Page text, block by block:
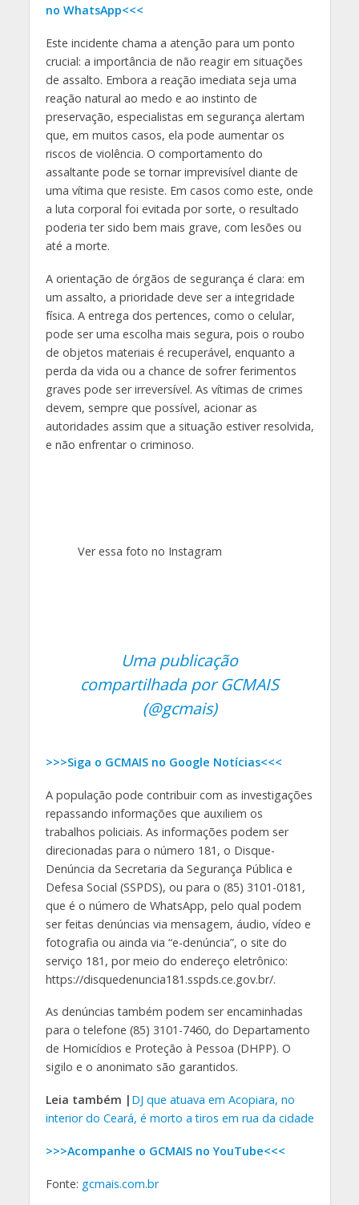
no WhatsApp<<<
Este incidente chama a atenção para um ponto
crucial: a importância de não reagir em situações
de assalto. Embora a reação imediata seja uma
reação natural ao medo e ao instinto de
preservação, especialistas em segurança alertam
que, em muitos casos, ela pode aumentar os
riscos de violência. O comportamento do
assaltante pode se tornar imprevisível diante de
uma vítima que resiste. Em casos como este, onde
a luta corporal foi evitada por sorte, o resultado
poderia ter sido bem mais grave, com lesões ou
até a morte.
A orientação de órgãos de segurança é clara: em
um assalto, a prioridade deve ser a integridade
física. A entrega dos pertences, como o celular,
pode ser uma escolha mais segura, pois o roubo
de objetos materiais é recuperável, enquanto a
perda da vida ou a chance de sofrer ferimentos
graves pode ser irreversível. As vítimas de crimes
devem, sempre que possível, acionar as
autoridades assim que a situação estiver resolvida,
e não enfrentar o criminoso.
Ver essa foto no Instagram
Uma publicação
compartilhada por GCMAIS
(@gcmais)
>>>Siga o GCMAIS no Google Notícias<<<
A população pode contribuir com as investigações
repassando informações que auxiliem os
trabalhos policiais. As informações podem ser
direcionadas para o número 181, o Disque-
Denúncia da Secretaria da Segurança Pública e
Defesa Social (SSPDS), ou para o (85) 3101-0181,
que é o número de WhatsApp, pelo qual podem
ser feitas denúncias via mensagem, áudio, vídeo e
fotografia ou ainda via “e-denúncia”, o site do
serviço 181, por meio do endereço eletrônico:
https://disquedenuncia181.sspds.ce.gov.br/.
As denúncias também podem ser encaminhadas
para o telefone (85) 3101-7460, do Departamento
de Homicídios e Proteção à Pessoa (DHPP). O
sigilo e o anonimato são garantidos.
Leia também | DJ que atuava em Acopiara, no
interior do Ceará, é morto a tiros em rua da cidade
>>>Acompanhe o GCMAIS no YouTube<<<
Fonte: gcmais.com.br